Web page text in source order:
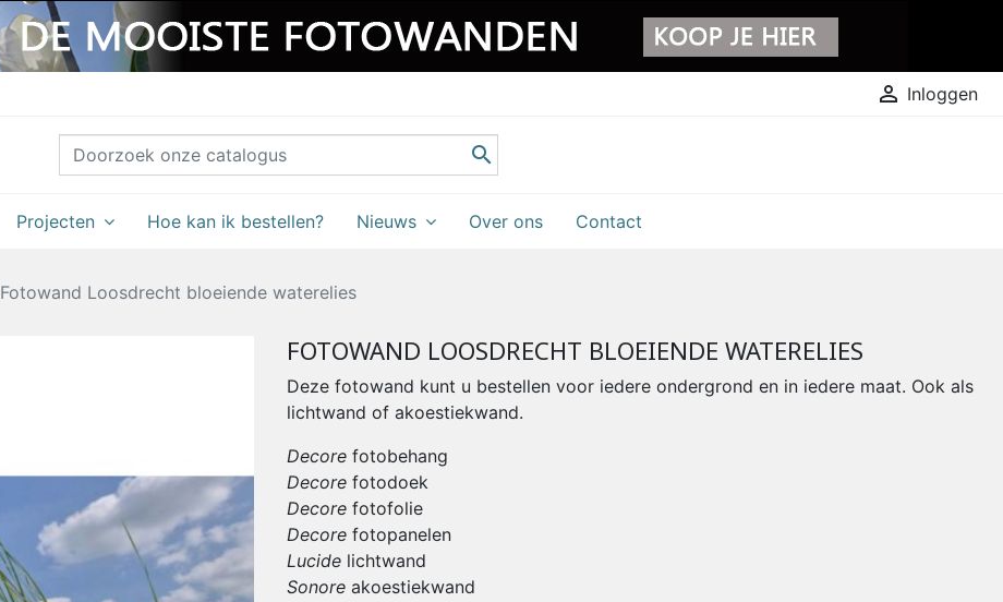
 Inloggen

Projecten Hoe kan ik bestellen? Nieuws Over ons Contact
Fotowand Loosdrecht bloeiende waterelies
FOTOWAND LOOSDRECHT BLOEIENDE WATERELIES
Deze fotowand kunt u bestellen voor iedere ondergrond en in iedere maat. Ook als
lichtwand of akoestiekwand.
Decore fotobehang
Decore fotodoek
Decore fotofolie
Decore fotopanelen
Lucide lichtwand
Sonore akoestiekwand